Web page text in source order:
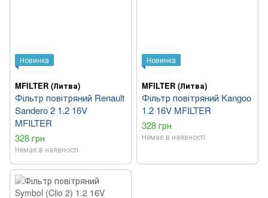
Новинка
MFILTER (Литва)
Фільтр повітряний Renault
Sandero 2 1.2 16V
MFILTER
328 грн
Немає в наявності
Новинка
MFILTER (Литва)
Фільтр повітряний Kangoo
1.2 16V MFILTER
328 грн
Немає в наявності